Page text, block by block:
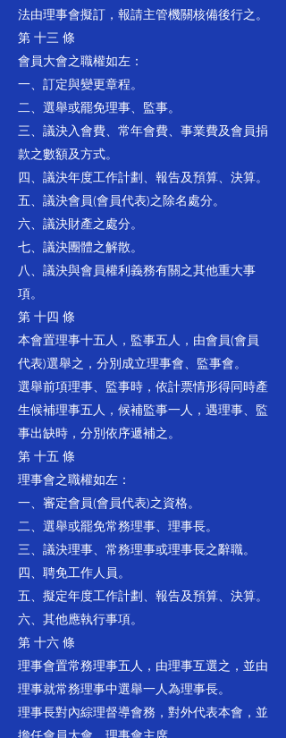
法由理事會擬訂，報請主管機關核備後行之。
第 十三 條
會員大會之職權如左：
一、訂定與變更章程。
二、選舉或罷免理事、監事。
三、議決入會費、常年會費、事業費及會員捐
款之數額及方式。
四、議決年度工作計劃、報告及預算、決算。
五、議決會員(會員代表)之除名處分。
六、議決財產之處分。
七、議決團體之解散。
八、議決與會員權利義務有關之其他重大事
項。
第 十四 條
本會置理事十五人，監事五人，由會員(會員
代表)選舉之，分別成立理事會、監事會。
選舉前項理事、監事時，依計票情形得同時產
生候補理事五人，候補監事一人，遇理事、監
事出缺時，分別依序遞補之。
第 十五 條
理事會之職權如左：
一、審定會員(會員代表)之資格。
二、選舉或罷免常務理事、理事長。
三、議決理事、常務理事或理事長之辭職。
四、聘免工作人員。
五、擬定年度工作計劃、報告及預算、決算。
六、其他應執行事項。
第 十六 條
理事會置常務理事五人，由理事互選之，並由
理事就常務理事中選舉一人為理事長。
理事長對內綜理督導會務，對外代表本會，並